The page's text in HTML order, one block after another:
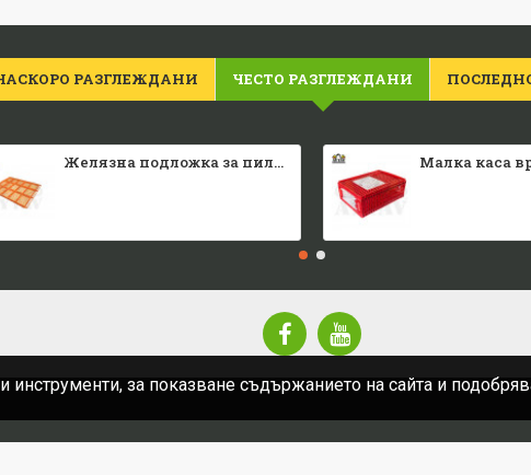
РАЗГЛЕЖДАНИ ЧЕСТО РАЗГЛЕЖДАНИ
Желязна подложка за пилета
инструменти, за показване съдържанието на сайта и